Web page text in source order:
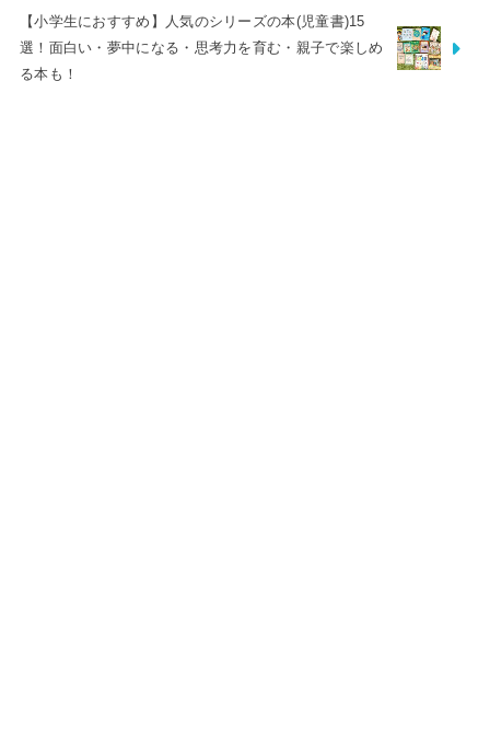
【小学生におすすめ】人気のシリーズの本(児童書)15
選！面白い・夢中になる・思考力を育む・親子で楽しめ
る本も！